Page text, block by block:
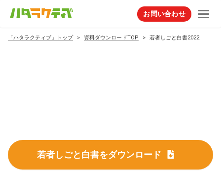
お問い合わせ
「ハタラクティブ」トップ 資料ダウンロードTOP 若者しごと白書2022
若者しごと白書をダウンロード